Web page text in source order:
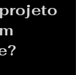
projeto